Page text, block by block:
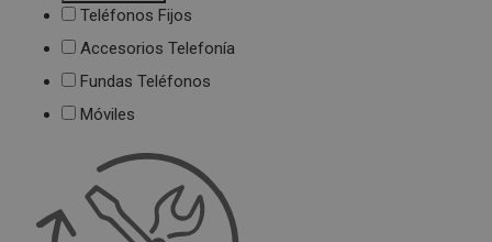
Teléfonos Fijos
Accesorios Telefonía
Fundas Teléfonos
Móviles